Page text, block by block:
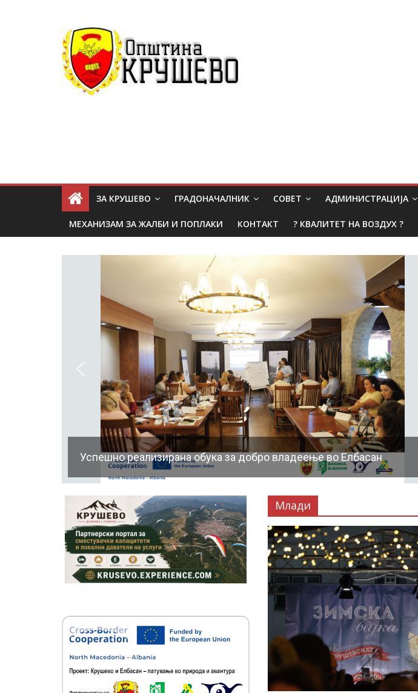
ЗА КРУШЕВО ГРАДОНАЧАЛНИК СОВЕТ АДМИНИСТРАЦИЈА
МЕХАНИЗАМ ЗА ЖАЛБИ И ПОПЛАКИ КОНТАКТ ? КВАЛИТЕТ НА ВОЗДУХ ?
Успешно реализирана обука за добро владеење во Елбасан
Млади